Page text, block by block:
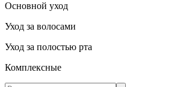
Основной уход
Уход за волосами
Уход за полостью рта
Комплексные